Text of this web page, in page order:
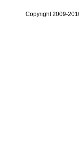
Copyright 2009-